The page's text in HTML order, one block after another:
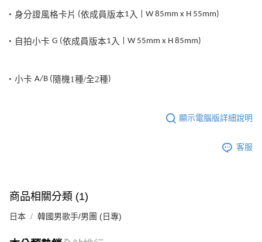
・身分證風格卡片 (依成員版本1 入 | W 85mm x H 55mm)
・自拍小卡 G (依成員版本1 入 | W 55mm x H 85mm)
・小卡 A/B ( 隨機1種/全2種)
顯示電腦版詳細說明
客服
商品相關分類 (1)
日本 韓國男歌手/男團 (日專)